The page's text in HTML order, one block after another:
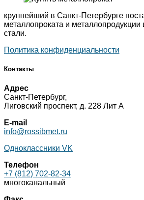
крупнейший в Санкт-Петербурге
металлопроката и
стали.
Политика конфиденциальности
Контакты
Адрес
Санкт-Петербург,
Лиговский проспект, д. 228 Лит А
E-mail
info@rossibmet.ru
Одноклассники VK
Телефон
+7 (812) 702-82-34
многоканальный